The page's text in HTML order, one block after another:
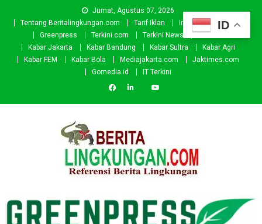
Jumat, Agustus 07, 2026
Tentang Beritalingkungan.com
Tarif Iklan Investor
Donasi
Greenpress
Terkini.com Terkini News
Kabar.id
Kabar Jakarta
Kabar Bandung Kabar Sultra
Kabar Agri
Kabar FEM
Kabar Bola Mediajakarta.com
Jaktimes.com
Gomedia.id
IT Terkini
ID